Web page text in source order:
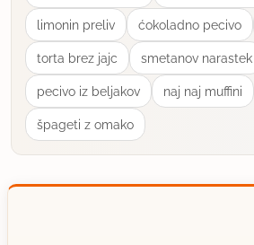
limonin preliv ćokoladno pecivo
torta brez jajc smetanov narastek
pecivo iz beljakov naj naj muffini
špageti z omako